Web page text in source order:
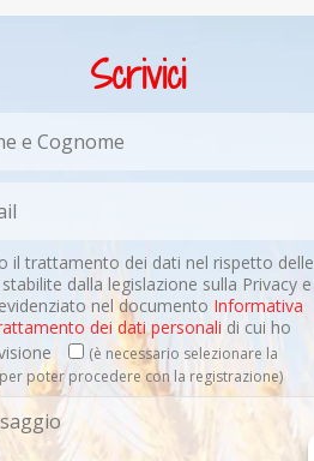
Scrivici
il trattamento dei dati nel rispetto delle
dalla legislazione sulla Privacy e
nel documento Informativa
dei dati personali di cui ho
(è necessario selezionare la
poter procedere con la registrazione)